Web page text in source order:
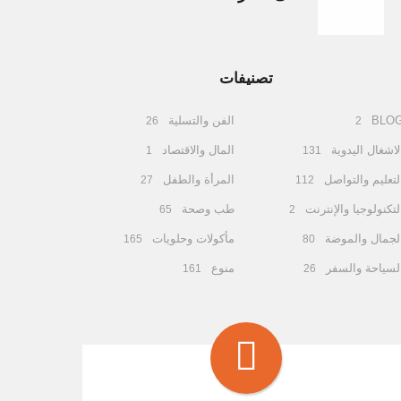
تصنيفات
2
الاشغال اليدوية 131
التعليم والتواصل 112
التكنولوجيا والإنترنت 2
الجمال والموضة 80
السياحة والسفر 26
الفن والتسلية 26
المال والاقتصاد 1
المرأة والطفل 27
طب وصحة 65
مأكولات وحلويات 165
منوع 161